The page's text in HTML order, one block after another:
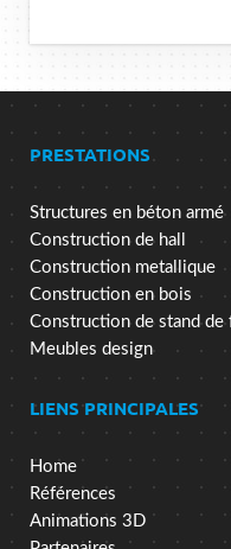
PRESTATIONS
Structures en béton armé
Construction de hall
Construction metallique
Construction en bois
Construction de stand de
Meubles design
LIENS PRINCIPALES
Home
Références
Animations 3D